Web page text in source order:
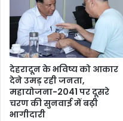
देहरादून के भविष्य को आकार
देने उमड़ रही जनता,
महायोजना-2041 पर दूसरे
चरण की सुनवाई में बढ़ी
भागीदारी